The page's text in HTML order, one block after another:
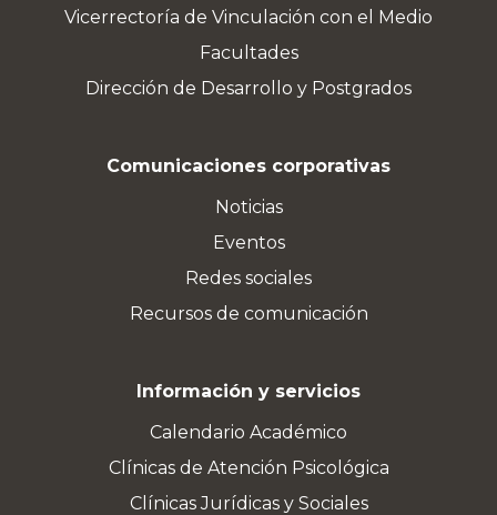
Vicerrectoría de Vinculación con el Medio
Facultades
Dirección de Desarrollo y Postgrados
Comunicaciones corporativas
Noticias
Eventos
Redes sociales
Recursos de comunicación
Información y servicios
Calendario Académico
Clínicas de Atención Psicológica
Clínicas Jurídicas y Sociales